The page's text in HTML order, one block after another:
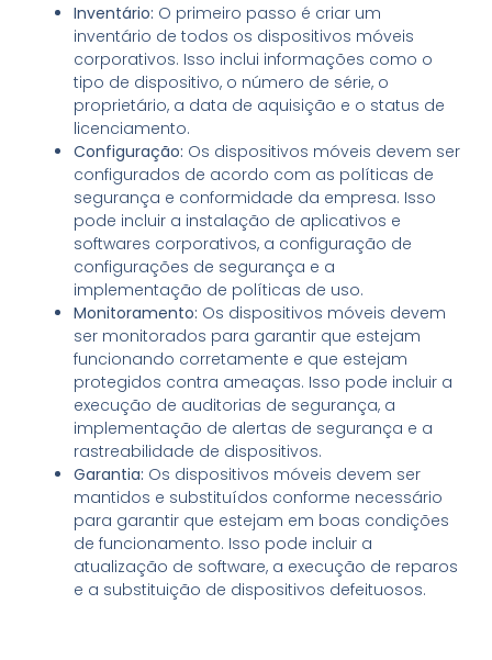
Inventário: O primeiro passo é criar um
inventário de todos os dispositivos móveis
corporativos. Isso inclui informações como o
tipo de dispositivo, o número de série, o
proprietário, a data de aquisição e o status de
licenciamento.
Configuração: Os dispositivos móveis devem ser
configurados de acordo com as políticas de
segurança e conformidade da empresa. Isso
pode incluir a instalação de aplicativos e
softwares corporativos, a configuração de
configurações de segurança e a
implementação de políticas de uso.
Monitoramento: Os dispositivos móveis devem
ser monitorados para garantir que estejam
funcionando corretamente e que estejam
protegidos contra ameaças. Isso pode incluir a
execução de auditorias de segurança, a
implementação de alertas de segurança e a
rastreabilidade de dispositivos.
Garantia: Os dispositivos móveis devem ser
mantidos e substituídos conforme necessário
para garantir que estejam em boas condições
de funcionamento. Isso pode incluir a
atualização de software, a execução de reparos
e a substituição de dispositivos defeituosos.